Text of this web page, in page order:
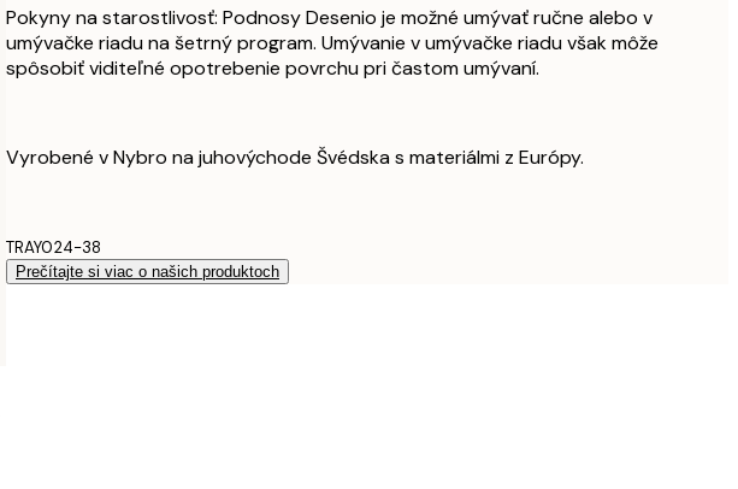
Pokyny na starostlivosť: Podnosy Desenio je možné umývať ručne alebo v
umývačke riadu na šetrný program. Umývanie v umývačke riadu však môže
spôsobiť viditeľné opotrebenie povrchu pri častom umývaní.
Vyrobené v Nybro na juhovýchode Švédska s materiálmi z Európy.
TRAY024-38
Prečítajte si viac o našich produktoch